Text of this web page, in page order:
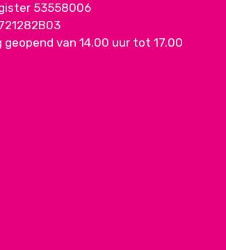
53558006
geopend van 14.00 uur tot 17.00